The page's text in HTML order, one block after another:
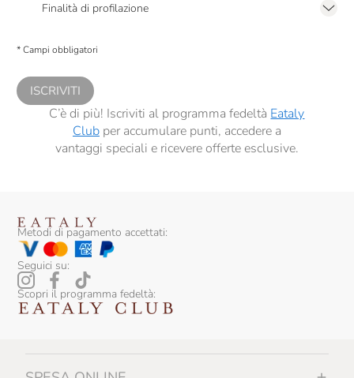
Finalità di profilazione
comunicazioni commerciali personalizzate, in caso di consenso prestato ai
* Campi obbligatori
ISCRIVITI
C’è di più! Iscriviti al programma fedeltà Eataly
Clubper accumulare punti, accedere a
vantaggi speciali e ricevere offerte esclusive.
Metodi di pagamento accettati:
Seguici su:
Scopri il programma fedeltà: